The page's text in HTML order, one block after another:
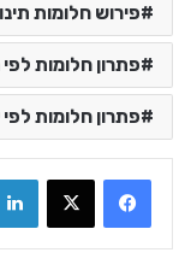
פירוש חלומות
פתרון חלומות
פתרון חלומות לפי